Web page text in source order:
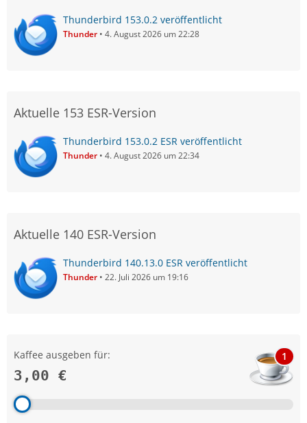
Thunderbird 153.0.2 veröffentlicht
Thunder 4. August 2026 um 22:28
Aktuelle 153 ESR-Version
Thunderbird 153.0.2 ESR veröffentlicht
Thunder 4. August 2026 um 22:34
Aktuelle 140 ESR-Version
Thunderbird 140.13.0 ESR veröffentlicht
Thunder 22. Juli 2026 um 19:16
Kaffee ausgeben für:
3,00 €
1